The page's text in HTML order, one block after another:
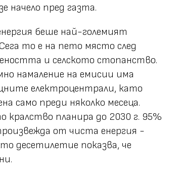
начело пред газта.
беше най-големият
то е на пето място след
и селското стопанство.
намаление на емисии има
електроцентрали, като
само преди няколко месеца.
планира до 2030 г. 95%
от чиста енергия -
десетилетие показва, че